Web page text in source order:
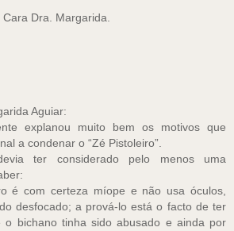
Dra. Margarida.
Aguiar:
explanou muito bem os motivos que
a condenar o “Zé Pistoleiro”.
ter considerado pelo menos uma
é com certeza míope e não usa óculos,
desfocado; a prová-lo está o facto de ter
o bichano tinha sido abusado e ainda por